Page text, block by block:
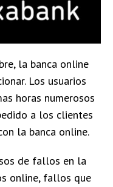
la banca online
Los usuarios
horas numerosos
a los clientes
la banca online.
de fallos en la
online, fallos que